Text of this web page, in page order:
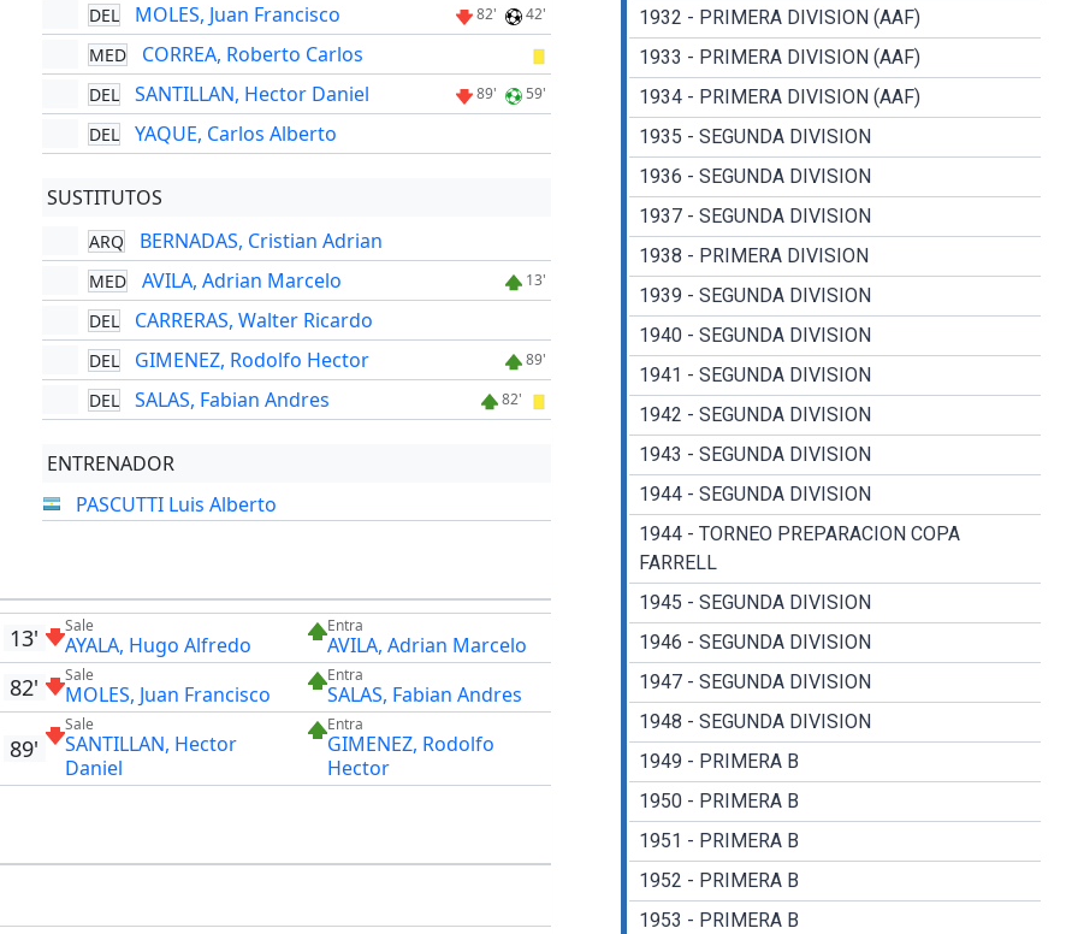
DEL MOLES, Juan Francisco 82' 42'
MED CORREA, Roberto Carlos
DEL SANTILLAN, Hector Daniel 89' 59'
DEL YAQUE, Carlos Alberto
SUSTITUTOS
ARQ BERNADAS, Cristian Adrian
MED AVILA, Adrian Marcelo 13'
DEL CARRERAS, Walter Ricardo
DEL GIMENEZ, Rodolfo Hector 89'
DEL SALAS, Fabian Andres 82'
ENTRENADOR
PASCUTTI Luis Alberto
13' Sale
AYALA, Hugo Alfredo
Entra
AVILA, Adrian Marcelo
82' Sale
MOLES, Juan Francisco
Entra
SALAS, Fabian Andres
89'
Sale
SANTILLAN, Hector
Daniel
Entra
GIMENEZ, Rodolfo
Hector
1932 - PRIMERA DIVISION (AAF)
1933 - PRIMERA DIVISION (AAF)
1934 - PRIMERA DIVISION (AAF)
1935 - SEGUNDA DIVISION
1936 - SEGUNDA DIVISION
1937 - SEGUNDA DIVISION
1938 - PRIMERA DIVISION
1939 - SEGUNDA DIVISION
1940 - SEGUNDA DIVISION
1941 - SEGUNDA DIVISION
1942 - SEGUNDA DIVISION
1943 - SEGUNDA DIVISION
1944 - SEGUNDA DIVISION
1944 - TORNEO PREPARACION COPA
FARRELL
1945 - SEGUNDA DIVISION
1946 - SEGUNDA DIVISION
1947 - SEGUNDA DIVISION
1948 - SEGUNDA DIVISION
1949 - PRIMERA B
1950 - PRIMERA B
1951 - PRIMERA B
1952 - PRIMERA B
1953 - PRIMERA B